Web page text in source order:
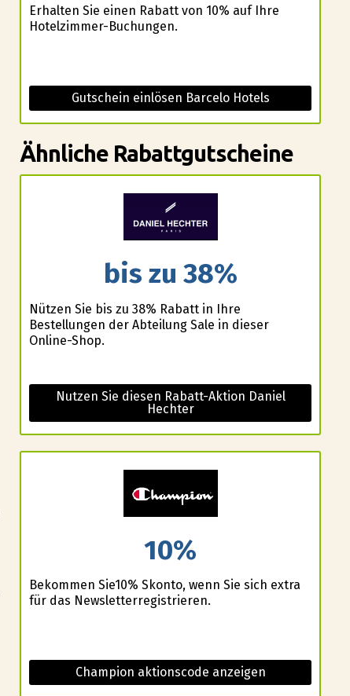
Erhalten Sie einen Rabatt von 10% auf Ihre
Hotelzimmer-Buchungen.
Gutschein einlösen Barcelo Hotels
Ähnliche Rabattgutscheine
bis zu 38%
Nützen Sie bis zu 38% Rabatt in Ihre
Bestellungen der Abteilung Sale in dieser
Online-Shop.
Nutzen Sie diesen Rabatt-Aktion Daniel
Hechter
10%
Bekommen Sie10% Skonto, wenn Sie sich extra
für das Newsletterregistrieren.
Champion aktionscode anzeigen